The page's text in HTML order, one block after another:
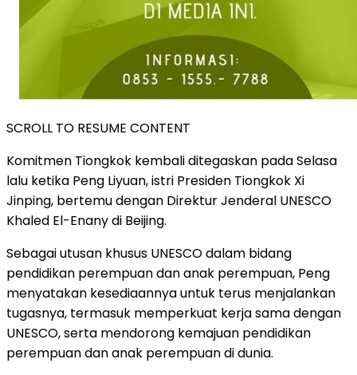
SCROLL TO RESUME CONTENT
Komitmen Tiongkok kembali ditegaskan pada Selasa
lalu ketika Peng Liyuan, istri Presiden Tiongkok Xi
Jinping, bertemu dengan Direktur Jenderal UNESCO
Khaled El-Enany di Beijing.
Sebagai utusan khusus UNESCO dalam bidang
pendidikan perempuan dan anak perempuan, Peng
menyatakan kesediaannya untuk terus menjalankan
tugasnya, termasuk memperkuat kerja sama dengan
UNESCO, serta mendorong kemajuan pendidikan
perempuan dan anak perempuan di dunia.